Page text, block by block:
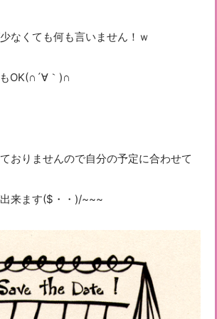
なくても何も言いません！ｗ
OK(∩´∀｀)∩
おりませんので自分の予定に合わせて
来ます($・・)/~~~